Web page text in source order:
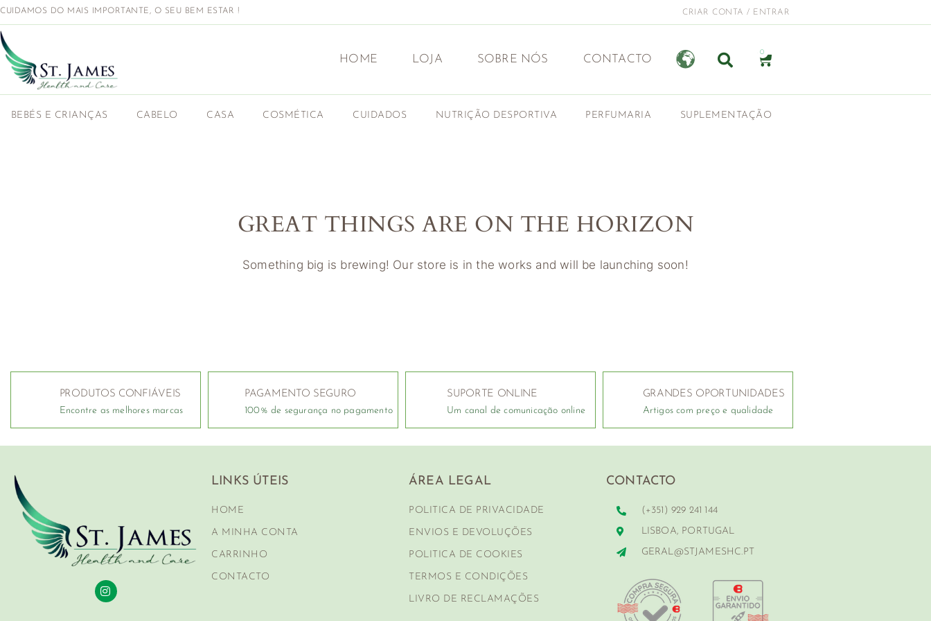
CUIDAMOS DO MAIS IMPORTANTE, O SEU BEM ESTAR ! CRIAR CONTA / ENTRAR
HOME LOJA SOBRE NÓS CONTACTO
0
BEBÉS E CRIANÇAS CABELO CASA COSMÉTICA CUIDADOS NUTRIÇÃO DESPORTIVA PERFUMARIA SUPLEMENTAÇÃO
GREAT THINGS ARE ON THE HORIZON
Something big is brewing! Our store is in the works and will be launching soon!
PRODUTOS CONFIÁVEIS
Encontre as melhores marcas
PAGAMENTO SEGURO
100% de segurança no pagamento
SUPORTE ONLINE
Um canal de comunicação online
GRANDES OPORTUNIDADES
Artigos com preço e qualidade
LINKS ÚTEIS
HOME
A MINHA CONTA
CARRINHO
CONTACTO
ÁREA LEGAL
POLITICA DE PRIVACIDADE
ENVIOS E DEVOLUÇÕES
POLITICA DE COOKIES
TERMOS E CONDIÇÕES
LIVRO DE RECLAMAÇÕES
CONTACTO
(+351) 929 241 144
LISBOA, PORTUGAL
GERAL@STJAMESHC.PT